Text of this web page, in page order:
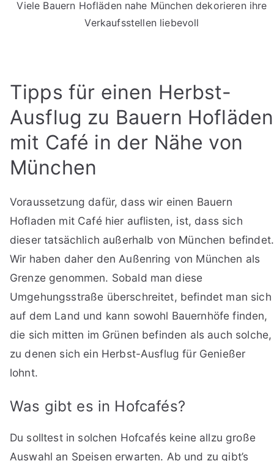
Viele Bauern Hofläden nahe München dekorieren ihre
Verkaufsstellen liebevoll
Tipps für einen Herbst-
Ausflug zu Bauern Hofläden
mit Café in der Nähe von
München
Voraussetzung dafür, dass wir einen Bauern
Hofladen mit Café hier auflisten, ist, dass sich
dieser tatsächlich außerhalb von München befindet.
Wir haben daher den Außenring von München als
Grenze genommen. Sobald man diese
Umgehungsstraße überschreitet, befindet man sich
auf dem Land und kann sowohl Bauernhöfe finden,
die sich mitten im Grünen befinden als auch solche,
zu denen sich ein Herbst-Ausflug für Genießer
lohnt.
Was gibt es in Hofcafés?
Du solltest in solchen Hofcafés keine allzu große
Auswahl an Speisen erwarten. Ab und zu gibt’s